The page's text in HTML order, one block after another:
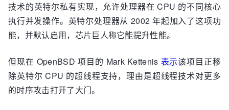
技术的英特尔私有实现，允许处理器在 CPU 的不同核心
执行并发操作。英特尔处理器从 2002 年起加入了这项功
能，并默认启用，芯片巨人称它能提升性能。
但现在 OpenBSD 项目的 Mark Kettenis 表示该项目正移
除英特尔 CPU 的超线程支持，理由是超线程技术对更多
的时序攻击打开了大门。